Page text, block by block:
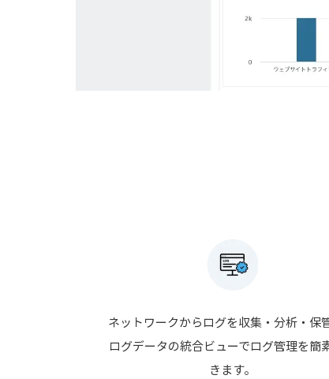
ネットワークからログを収集・分析・保
ログデータの統合ビューでログ管理を簡
きます。